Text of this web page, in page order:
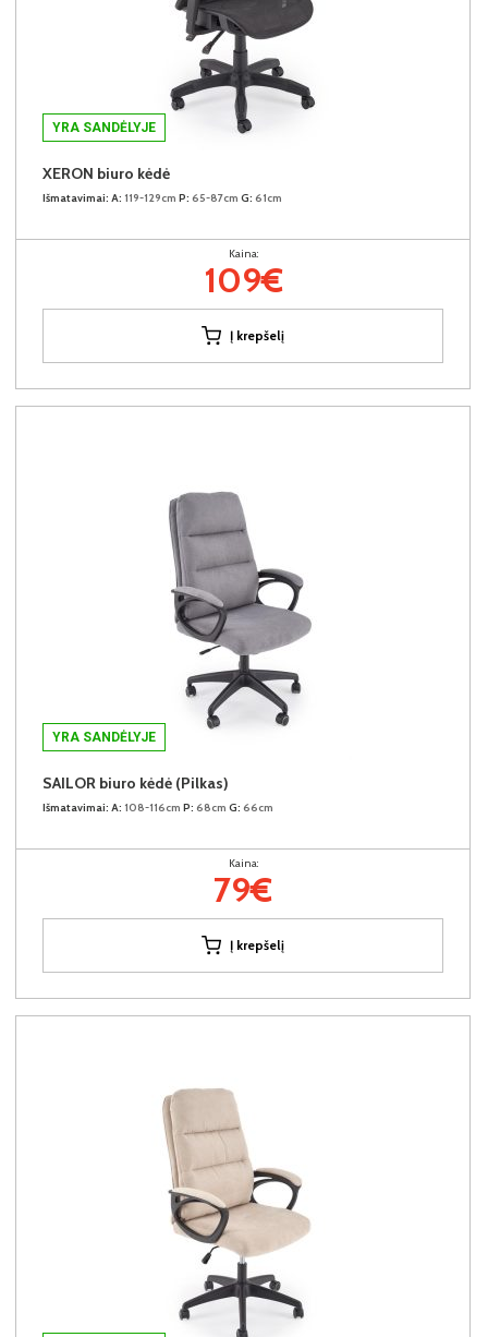
YRA SANDĖLYJE
XERON biuro kėdė
Išmatavimai: A: 119-129cm P: 65-87cm G: 61cm
Kaina:
109€
Į krepšelį
YRA SANDĖLYJE
SAILOR biuro kėdė (Pilkas)
Išmatavimai: A: 108-116cm P: 68cm G: 66cm
Kaina:
79€
Į krepšelį